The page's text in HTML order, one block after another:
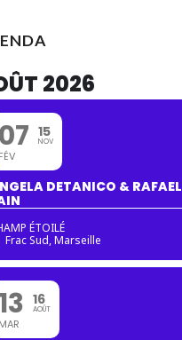
2026
07
FÉV
15
NOV
DETANICO & RAFAEL
ÉTOILÉ
Frac Sud, Marseille
13
MAR
16
AOÛT